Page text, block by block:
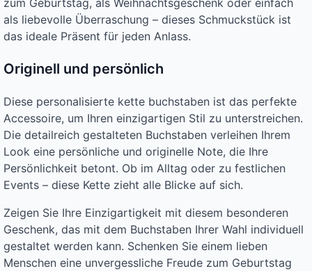
zum Geburtstag, als Weihnachtsgeschenk oder einfach
als liebevolle Überraschung – dieses Schmuckstück ist
das ideale Präsent für jeden Anlass.
Originell und persönlich
Diese personalisierte kette buchstaben ist das perfekte
Accessoire, um Ihren einzigartigen Stil zu unterstreichen.
Die detailreich gestalteten Buchstaben verleihen Ihrem
Look eine persönliche und originelle Note, die Ihre
Persönlichkeit betont. Ob im Alltag oder zu festlichen
Events – diese Kette zieht alle Blicke auf sich.
Zeigen Sie Ihre Einzigartigkeit mit diesem besonderen
Geschenk, das mit dem Buchstaben Ihrer Wahl individuell
gestaltet werden kann. Schenken Sie einem lieben
Menschen eine unvergessliche Freude zum Geburtstag